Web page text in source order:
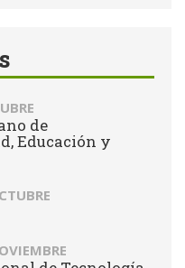
de
Educación y